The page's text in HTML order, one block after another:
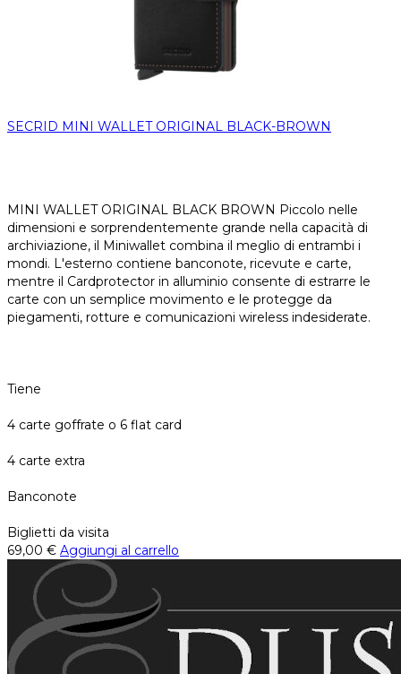
SECRID MINI WALLET ORIGINAL BLACK-BROWN
MINI WALLET ORIGINAL BLACK BROWN Piccolo nelle
dimensioni e sorprendentemente grande nella capacità di
archiviazione, il Miniwallet combina il meglio di entrambi i
mondi. L'esterno contiene banconote, ricevute e carte,
mentre il Cardprotector in alluminio consente di estrarre le
carte con un semplice movimento e le protegge da
piegamenti, rotture e comunicazioni wireless indesiderate.
Tiene
4 carte goffrate o 6 flat card
4 carte extra
Banconote
Biglietti da visita
69,00 € Aggiungi al carrello